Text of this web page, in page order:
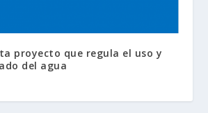
proyecto que regula el uso y
del agua